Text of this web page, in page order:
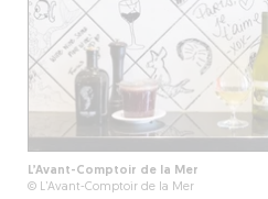
L’Avant-Comptoir de la Mer
© L’Avant-Comptoir de la Mer